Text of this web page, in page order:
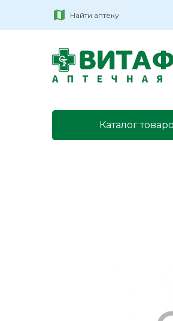
Найти аптеку
Каталог